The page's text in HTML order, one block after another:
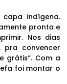
indígena.
pronta e
Nos dias
pra convencer
grátis”. Com a
foi montar o